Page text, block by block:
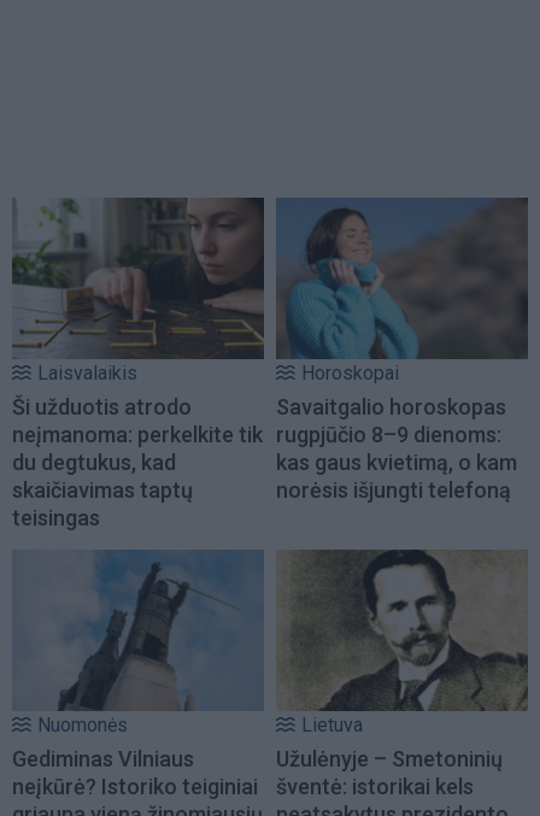
Laisvalaikis
Ši užduotis atrodo
neįmanoma: perkelkite tik
du degtukus, kad
skaičiavimas taptų
teisingas
Horoskopai
Savaitgalio horoskopas
rugpjūčio 8–9 dienoms:
kas gaus kvietimą, o kam
norėsis išjungti telefoną
Nuomonės
Gediminas Vilniaus
neįkūrė? Istoriko teiginiai
Lietuva
Užulėnyje – Smetoninių
šventė: istorikai kels